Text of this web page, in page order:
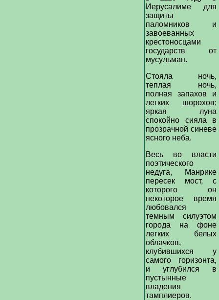
Иерусалиме для
защиты
паломников и
завоеванных
крестоносцами
государств от
мусульман.
Стояла ночь,
теплая ночь,
полная запахов и
легких шорохов;
яркая луна
спокойно сияла в
прозрачной синеве
ясного неба.
Весь во власти
поэтического
недуга, Манрике
пересек мост, с
которого он
некоторое время
любовался
темным силуэтом
города на фоне
легких белых
облачков,
клубившихся у
самого горизонта,
и углубился в
пустынные
владения
тамплиеров.